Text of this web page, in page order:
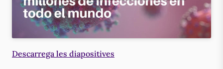
Descarrega les diapositives